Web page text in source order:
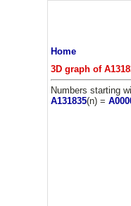
Home
3D graph of
Numbers starting
A131835(n) =